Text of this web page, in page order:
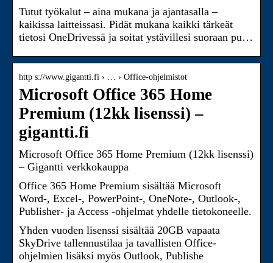
Tutut työkalut – aina mukana ja ajantasalla –
kaikissa laitteissasi. Pidät mukana kaikki tärkeät
tietosi OneDrivessä ja soitat ystävillesi suoraan pu…
http s://www.gigantti.fi › … › Office-ohjelmistot
Microsoft Office 365 Home
Premium (12kk lisenssi) –
gigantti.fi
Microsoft Office 365 Home Premium (12kk lisenssi)
– Gigantti verkkokauppa
Office 365 Home Premium sisältää Microsoft
Word-, Excel-, PowerPoint-, OneNote-, Outlook-,
Publisher- ja Access -ohjelmat yhdelle tietokoneelle.
Yhden vuoden lisenssi sisältää 20GB vapaata
SkyDrive tallennustilaa ja tavallisten Office-
ohjelmien lisäksi myös Outlook, Publishe